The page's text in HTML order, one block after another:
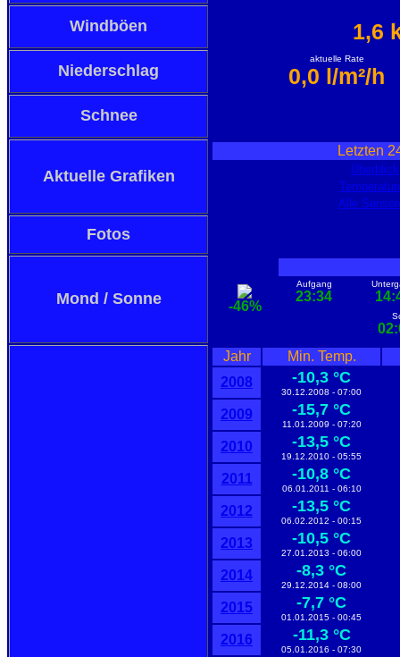
Windböen 1,6
Niederschlag
aktuelle Rate
0,0 l/m²/h
Schnee
Aktuelle Grafiken
Letzten
Überblick
Alle
Fotos
Mond / Sonne -46%
Aufgang
23:34
Jahr
Min. Temp.
2008
-10,3 °C
30.12.2008 - 07:00
2009 -15,7 °C
11.01.2009 - 07:20
2010 -13,5 °C
19.12.2010 - 05:55
2011 -10,8 °C
06.01.2011 - 06:10
2012 -13,5 °C
06.02.2012 - 00:15
2013 -10,5 °C
27.01.2013 - 06:00
2014 -8,3 °C
29.12.2014 - 08:00
2015 -7,7 °C
01.01.2015 - 00:45
2016 -11,3 °C
05.01.2016 - 07:30